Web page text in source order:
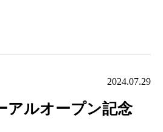
2024.07.29
アルオープン記念